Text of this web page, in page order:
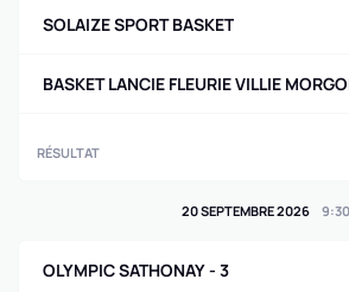
SOLAIZE SPORT BASKET
BASKET LANCIE FLEURIE VILLIE
RÉSULTAT
20 SEPTEMBRE 2026 9:30
OLYMPIC SATHONAY - 3